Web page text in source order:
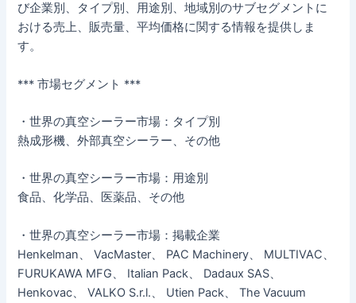
び企業別、タイプ別、用途別、地域別のサブセグメントに
おける売上、販売量、平均価格に関する情報を提供しま
す。
*** 市場セグメント ***
・世界の真空シーラー市場：タイプ別
熱成形機、外部真空シーラー、その他
・世界の真空シーラー市場：用途別
食品、化学品、医薬品、その他
・世界の真空シーラー市場：掲載企業
Henkelman、 VacMaster、 PAC Machinery、 MULTIVAC、
FURUKAWA MFG、 Italian Pack、 Dadaux SAS、
Henkovac、 VALKO S.r.l.、 Utien Pack、 The Vacuum